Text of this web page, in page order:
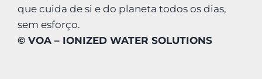
que cuida de si e do planeta todos os dias,
sem esforço.
© VOA – IONIZED WATER SOLUTIONS